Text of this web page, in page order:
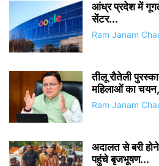
आंध्र प्रदेश में
सेंटर...
Ram Janam
तीलू रौतेली
महिलाओं का
Ram Janam
अदालत से बरी
पहुंचे बृजभूषण...